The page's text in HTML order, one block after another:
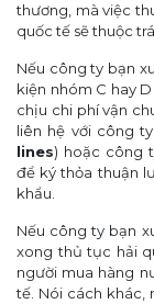
thương, mà việc
quốc tế sẽ thuộc
Nếu công ty bạn
kiện nhóm C hay
chịu chi phí vận
liên hệ với công
lines) hoặc công
để ký thỏa thuận
khẩu.
Nếu công ty bạn
xong thủ tục hải
người mua hàng
tế. Nói cách khác,